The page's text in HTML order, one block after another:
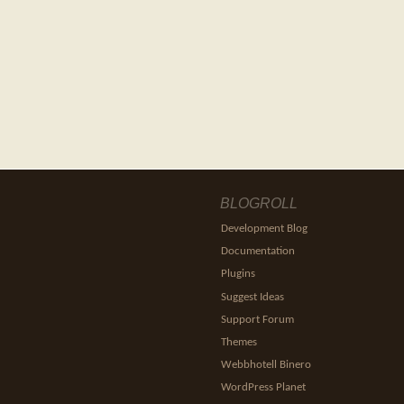
BLOGROLL
Development Blog
Documentation
Plugins
Suggest Ideas
Support Forum
Themes
Webbhotell Binero
WordPress Planet